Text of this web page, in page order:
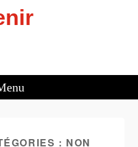
: NON